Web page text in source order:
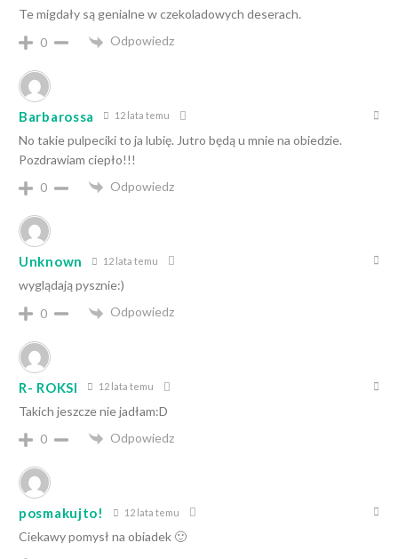
Te migdały są genialne w czekoladowych deserach.
0
Odpowiedz
Barbarossa 12 lata temu
No takie pulpeciki to ja lubię. Jutro będą u mnie na obiedzie.
Pozdrawiam ciepło!!!
0
Odpowiedz
Unknown 12 lata temu
wyglądają pysznie:)
0
Odpowiedz
R- ROKSI 12 lata temu
Takich jeszcze nie jadłam:D
0
Odpowiedz
posmakujto! 12 lata temu
Ciekawy pomysł na obiadek 🙂